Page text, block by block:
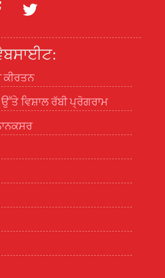
ਕੀਰਤਨ
ਵਿਸ਼ਾਲ ਰੱਬੀ ਪ੍ਰੋਗਰਾਮ